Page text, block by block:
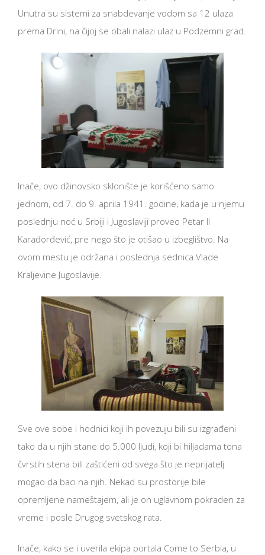
Unutra su sistemi za snabdevanje vodom sa 12 ulaza
prema Drini, na čijoj se obali nalazi ulaz u Podzemni grad.
Inače, ovo džinovsko sklonište je korišćeno samo
jednom, od 7. do 9. aprila 1941. godine, kada je u njemu
poslednju noć u Srbiji i Jugoslaviji proveo Petar II
Karađorđević, pre nego što je otišao u izbeglištvo. Na
ovom mestu je održana i poslednja sednica Vlade
Kraljevine Jugoslavije.
Sve ove sobe i hodnici koji ih povezuju bili su izgrađeni
tako da u njih stane do 5.000 ljudi, koji bi hiljadama tona
čvrstih stena bili zaštićeni od svega što je neprijatelj
mogao da baci na njih. Nekad su prostorije bile
opremljene nameštajem, ali je on uglavnom pokraden za
vreme i posle Drugog svetskog rata.
Inače, kako se i uverila ekipa portala Come to Serbia, u